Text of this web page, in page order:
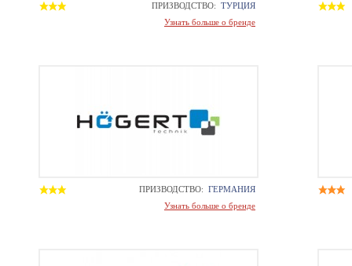
ПРИЗВОДСТВО: ТУРЦИЯ
Узнать больше о бренде
ПРИЗВОДСТВО: ГЕРМАНИЯ
Узнать больше о бренде